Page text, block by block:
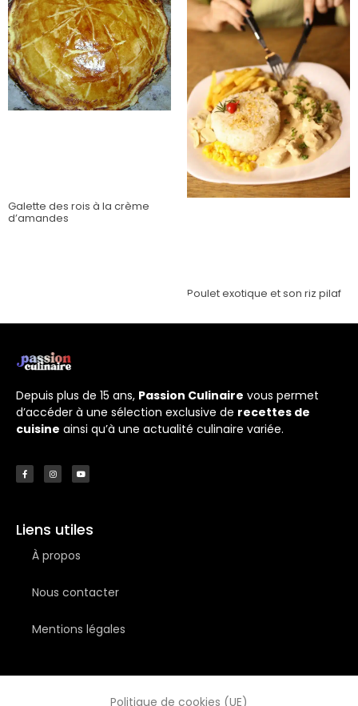
Galette des rois à la crème
d’amandes
Poulet exotique et son riz pilaf
Depuis plus de 15 ans, Passion Culinaire vous permet
d’accéder à une sélection exclusive de recettes de
cuisine ainsi qu’à une actualité culinaire variée.
Liens utiles
À propos
Nous contacter
Mentions légales
Politique de cookies (UE)